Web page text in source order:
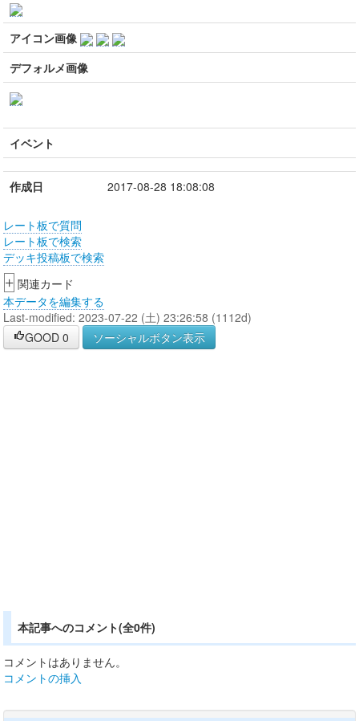
アイコン画像
デフォルメ画像
イベント
作成日 2017-08-28 18:08:08
レート板で質問
レート板で検索
デッキ投稿板で検索
+ 関連カード
本データを編集する
Last-modified: 2023-07-22 (土) 23:26:58 (1112d)
GOOD 0 ソーシャルボタン表示
本記事へのコメント(全0件)
コメントはありません。
コメントの挿入